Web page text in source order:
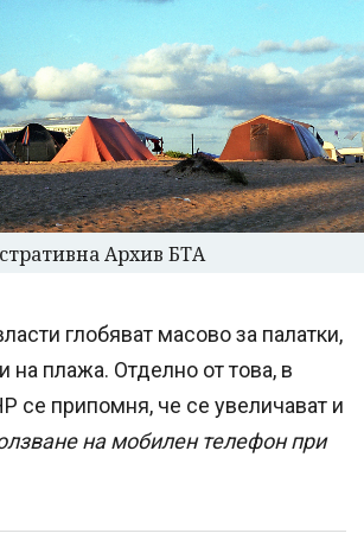
Архив БТА
глобяват масово за палатки,
на плажа. Отделно от това, в
се припомня, че се увеличават и
на мобилен телефон при